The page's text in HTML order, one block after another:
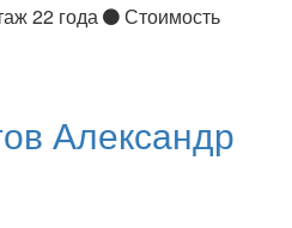
22 года
Стоимость
Александр